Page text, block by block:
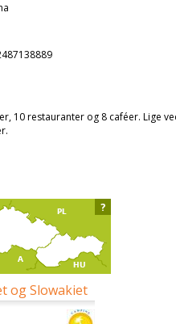
10 restauranter og 8 caféer. Lige
og Slowakiet
?